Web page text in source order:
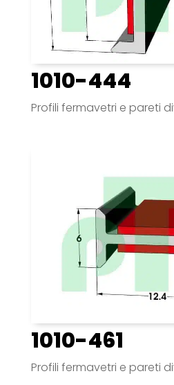
1010-444
Profili fermavetri e pareti
1010-461
Profili fermavetri e pareti